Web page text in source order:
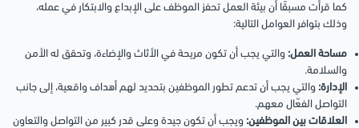
كما قرأت مسبقًا أن بيئة العمل تحفز الموظف على الإبداع والابتكار في عمله،
وذلك بتوافر العوامل التالية:
مساحة العمل: والتي يجب أن تكون مريحة في الأثاث والإضاءة، وتحقق له الأمن
والسلامة.
الإدارة: والتي يجب أن تدعم تطور الموظفين بتحديد لهم أهداف واقعية، إلى جانب
التواصل الفعّال معهم.
العلاقات بين الموظفين: ويجب أن تكون جيدة وعلى قدر كبير من التواصل والتعاون